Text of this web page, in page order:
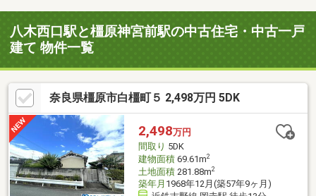
八木西口駅と橿原神宮前駅の中古住宅・中古一戸
建て 物件一覧
奈良県橿原市白橿町５ 2,498万円 5DK
2,498万円
間取り 5DK
建物面積69.61m2
土地面積281.88m2
築年月 1968年12月(築57年9ヶ月)